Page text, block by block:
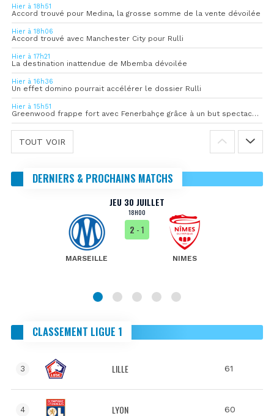
Hier à 18h51
Accord trouvé pour Medina, la grosse somme de la vente dévoilée
Hier à 18h06
Accord trouvé avec Manchester City pour Rulli
Hier à 17h21
La destination inattendue de Mbemba dévoilée
Hier à 16h36
Un effet domino pourrait accélérer le dossier Rulli
Hier à 15h51
Greenwood frappe fort avec Fenerbahçe grâce à un but spectaculaire
TOUT VOIR
DERNIERS & PROCHAINS MATCHS
JEU 30 JUILLET
18H00
MARSEILLE
2 - 1
NIMES
CLASSEMENT LIGUE 1
3 LILLE 61
4 LYON 60